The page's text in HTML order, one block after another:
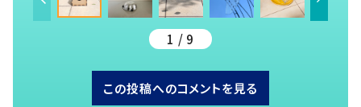
1 / 9
この投稿へのコメントを見る